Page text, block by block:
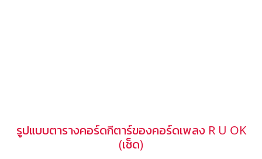
รูปแบบตารางคอร์ดกีตาร์ของคอร์ดเพลง R U OK
(เช็ด)